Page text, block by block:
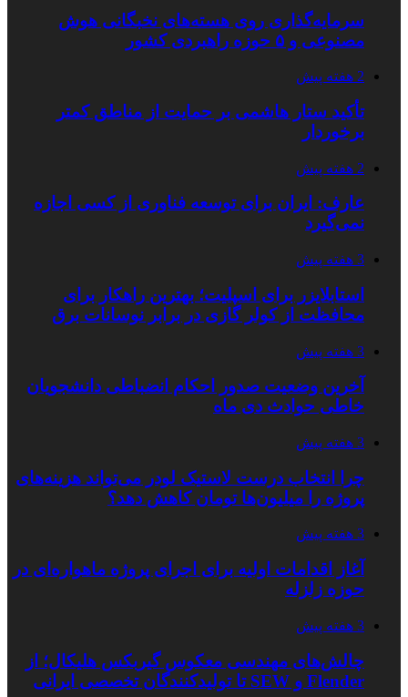
سرمایه‌گذاری روی هسته‌های نخبگانی هوش
مصنوعی و ۵ حوزه راهبردی کشور
2 هفته پیش
تأکید ستار هاشمی بر حمایت از مناطق کمتر
برخوردار
2 هفته پیش
عارف: ایران برای توسعه فناوری از کسی اجازه
نمی‌گیرد
3 هفته پیش
استابلایزر برای اسپلیت؛ بهترین راهکار برای
محافظت از کولر گازی در برابر نوسانات برق
3 هفته پیش
آخرین وضعیت صدور احکام انضباطی دانشجویان
خاطی حوادث دی ماه
3 هفته پیش
چرا انتخاب درست لاستیک لودر می‌تواند هزینه‌های
پروژه را میلیون‌ها تومان کاهش دهد؟
3 هفته پیش
آغاز اقدامات اولیه برای اجرای پروژه ماهواره‌ای در
حوزه زلزله
3 هفته پیش
چالش‌های مهندسی معکوس گیربکس هلیکال؛ از
Flender و SEW تا تولیدکنندگان تخصصی ایرانی